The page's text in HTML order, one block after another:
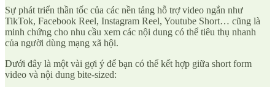
Sự phát triển thần tốc của các nền tảng hỗ trợ video ngắn như
TikTok, Facebook Reel, Instagram Reel, Youtube Short… cũng là
minh chứng cho nhu cầu xem các nội dung có thể tiêu thụ nhanh
của người dùng mạng xã hội.
Dưới đây là một vài gợi ý để bạn có thể kết hợp giữa short form
video và nội dung bite-sized: